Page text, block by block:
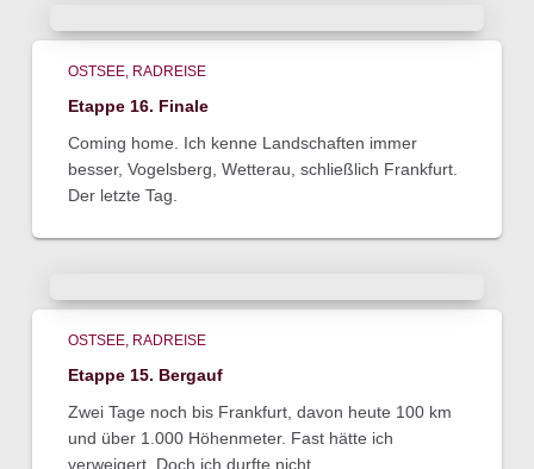
OSTSEE RADREISE
Etappe 16. Finale
Coming home. Ich kenne Landschaften immer
besser, Vogelsberg, Wetterau, schließlich Frankfurt.
Der letzte Tag.
OSTSEE RADREISE
Etappe 15. Bergauf
Zwei Tage noch bis Frankfurt, davon heute 100 km
und über 1.000 Höhenmeter. Fast hätte ich
verweigert. Doch ich durfte nicht.